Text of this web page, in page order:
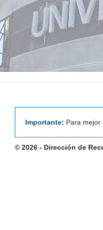
Importante: Para mejor
© 2026 - Dirección de